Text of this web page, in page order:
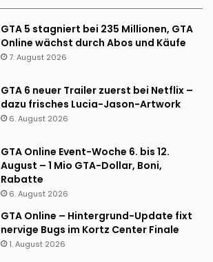
GTA 5 stagniert bei 235 Millionen, GTA
Online wächst durch Abos und Käufe
7. August 2026
GTA 6 neuer Trailer zuerst bei Netflix –
dazu frisches Lucia-Jason-Artwork
6. August 2026
GTA Online Event-Woche 6. bis 12.
August – 1 Mio GTA-Dollar, Boni,
Rabatte
6. August 2026
GTA Online – Hintergrund-Update fixt
nervige Bugs im Kortz Center Finale
1. August 2026